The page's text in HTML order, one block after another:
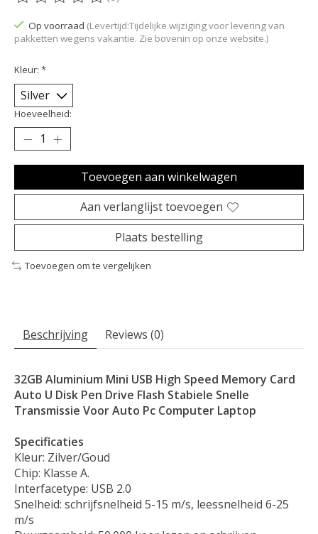
De beoordeling van dit product is
Op voorraad (Levertijd:Tijdelijke wijziging voor levering van
pakketten wegens vakantie. Zie bovenin op onze website.)
Kleur: *
Hoeveelheid:
Toevoegen aan winkelwagen
Aan verlanglijst toevoegen
Plaats bestelling
Toevoegen om te vergelijken
Beschrijving Reviews (0)
32GB Aluminium Mini USB High Speed ​​​​Memory Card
Auto U Disk Pen Drive Flash Stabiele Snelle
Transmissie Voor Auto Pc Computer Laptop
Specificaties
Kleur: Zilver/Goud
Chip: Klasse A.
Interfacetype: USB 2.0
Snelheid: schrijfsnelheid 5-15 m/s, leessnelheid 6-25
m/s